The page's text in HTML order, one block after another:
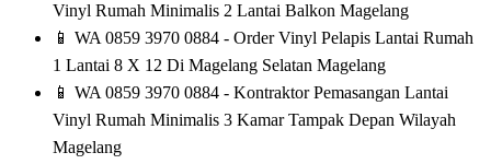
Vinyl Rumah Minimalis 2 Lantai Balkon Magelang
📱 WA 0859 3970 0884 - Order Vinyl Pelapis Lantai Rumah
1 Lantai 8 X 12 Di Magelang Selatan Magelang
📱 WA 0859 3970 0884 - Kontraktor Pemasangan Lantai
Vinyl Rumah Minimalis 3 Kamar Tampak Depan Wilayah
Magelang